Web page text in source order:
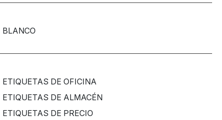
BLANCO
ETIQUETAS DE OFICINA
ETIQUETAS DE ALMACÉN
ETIQUETAS DE PRECIO